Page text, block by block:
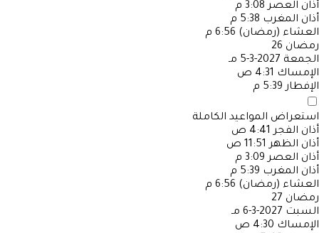
أذان العصر 3:08 م
أذان المغرب 5:38 م
العشاء (رمضان) 6:56 م
رمضان 26
الجمعة 2027-3-5 مـ
الإمساك 4:31 ص
الإفطار 5:39 م
استعراض المواعيد الكاملة
أذان الفجر 4:41 ص
أذان الظهر 11:51 ص
أذان العصر 3:09 م
أذان المغرب 5:39 م
العشاء (رمضان) 6:56 م
رمضان 27
السبت 2027-3-6 مـ
الإمساك 4:30 ص